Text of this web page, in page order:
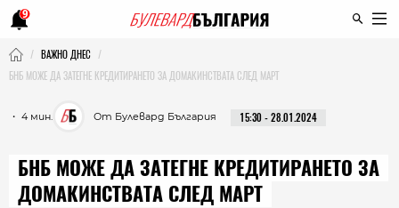
9
ВАЖНО ДНЕС
БНБ МОЖЕ ДА ЗАТЕГНЕ КРЕДИТИРАНЕТО ЗА ДОМАКИНСТВАТА СЛЕД МАРТ
・ 4 мин. От Булевард България 15:30 - 28.01.2024
БНБ МОЖЕ ДА ЗАТЕГНЕ КРЕДИТИРАНЕТО ЗА
ДОМАКИНСТВАТА СЛЕД МАРТ